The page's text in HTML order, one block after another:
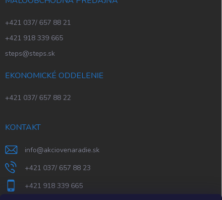
+421 037/ 657 88 21
+421 918 339 665
steps@steps.sk
EKONOMICKÉ ODDELENIE
+421 037/ 657 88 22
KONTAKT
info@akciovenaradie.sk
+421 037/ 657 88 23
+421 918 339 665